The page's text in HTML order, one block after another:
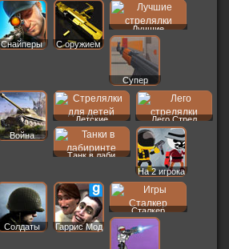
Снайперы С оружием
Лучшие
Супер
Война
Детские Лего Стрел
Танк в лаби
На 2 игрока
Солдаты Гаррис Мод
Сталкер